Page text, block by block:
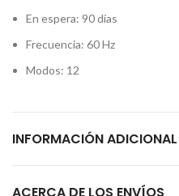
En espera: 90 días
Frecuencia: 60 Hz
Modos: 12
INFORMACIÓN ADICIONAL
ACERCA DE LOS ENVÍOS